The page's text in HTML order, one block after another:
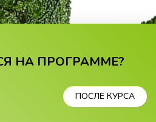
НА ПРОГРАММЕ?
ПОСЛЕ КУРСА